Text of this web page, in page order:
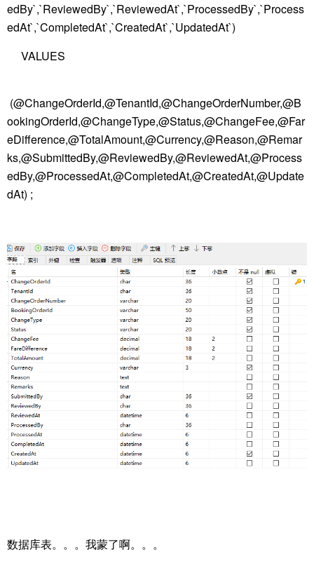
edBy`,`ReviewedBy`,`ReviewedAt`,`ProcessedBy`,`Process
edAt`,`CompletedAt`,`CreatedAt`,`UpdatedAt`)
VALUES
(@ChangeOrderId,@TenantId,@ChangeOrderNumber,@B
ookingOrderId,@ChangeType,@Status,@ChangeFee,@Far
eDifference,@TotalAmount,@Currency,@Reason,@Remar
ks,@SubmittedBy,@ReviewedBy,@ReviewedAt,@Process
edBy,@ProcessedAt,@CompletedAt,@CreatedAt,@Update
dAt) ;
数据库表。。。我蒙了啊。。。